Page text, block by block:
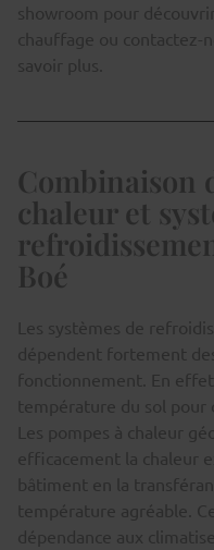
showroom pour
chauffage ou contactez-
savoir plus.
Combinaison
chaleur et
Boé
Les systèmes de
dépendent fortement
fonctionnement. En
température du sol pour
Les pompes à chaleur
efficacement la chaleur
bâtiment en la
température agréable.
dépendance aux